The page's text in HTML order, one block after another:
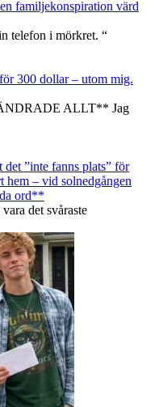
familjekonspiration värd
telefon i mörkret. “
300 dollar – utom mig.
ALLT** Jag
”inte fanns plats” för
hem – vid solnedgången
ord**
det svåraste